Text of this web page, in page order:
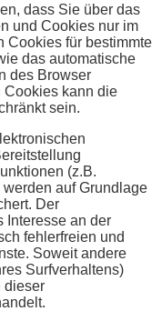
dass Sie über das
und Cookies nur im
Cookies für bestimmte
das automatische
des Browser
Cookies kann die
sein.
(z.B.
auf Grundlage
Der
Interesse an der
fehlerfreien und
Soweit andere
Surfverhaltens)
dieser